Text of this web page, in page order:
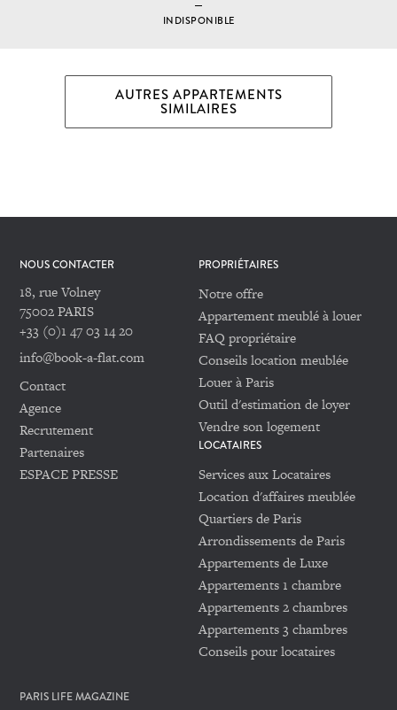
INDISPONIBLE
AUTRES APPARTEMENTS
SIMILAIRES
NOUS CONTACTER
18, rue Volney
75002 PARIS
+33 (0)1 47 03 14 20
info@book-a-flat.com
Contact
Agence
Recrutement
Partenaires
ESPACE PRESSE
PROPRIÉTAIRES
Notre offre
Appartement meublé à louer
FAQ propriétaire
Conseils location meublée
Louer à Paris
Outil d'estimation de loyer
Vendre son logement
LOCATAIRES
Services aux Locataires
Location d'affaires meublée
Quartiers de Paris
Arrondissements de Paris
Appartements de Luxe
Appartements 1 chambre
Appartements 2 chambres
Appartements 3 chambres
Conseils pour locataires
PARIS LIFE MAGAZINE